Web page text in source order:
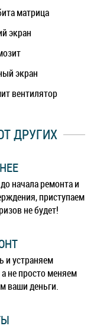
матрица
экран
экран
вентилятор
ДРУГИХ
начала ремонта и
приступаем
не будет!
и устраняем
не просто меняем
ваши деньги.